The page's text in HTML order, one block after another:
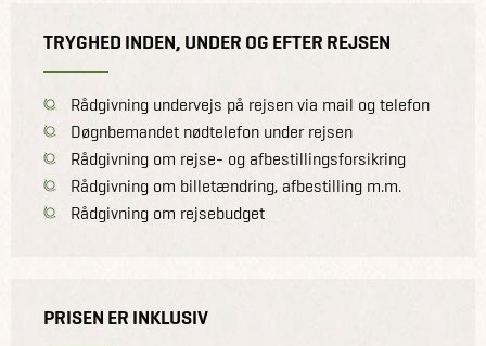
TRYGHED INDEN, UNDER OG EFTER REJSEN
Rådgivning undervejs på rejsen via mail og telefon
Døgnbemandet nødtelefon under rejsen
Rådgivning om rejse- og afbestillingsforsikring
Rådgivning om billetændring, afbestilling m.m.
Rådgivning om rejsebudget
PRISEN ER INKLUSIV